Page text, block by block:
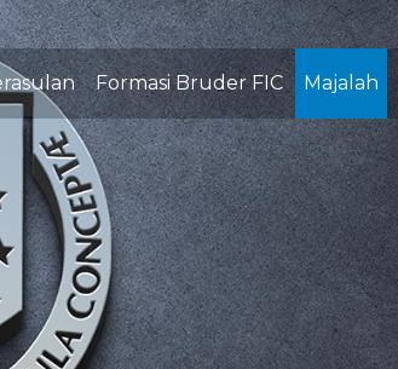
Formasi Bruder FIC Majalah